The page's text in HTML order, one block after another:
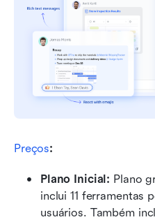
Preços:
Plano Inicial: Plano
inclui 11 ferramentas
usuários. Também